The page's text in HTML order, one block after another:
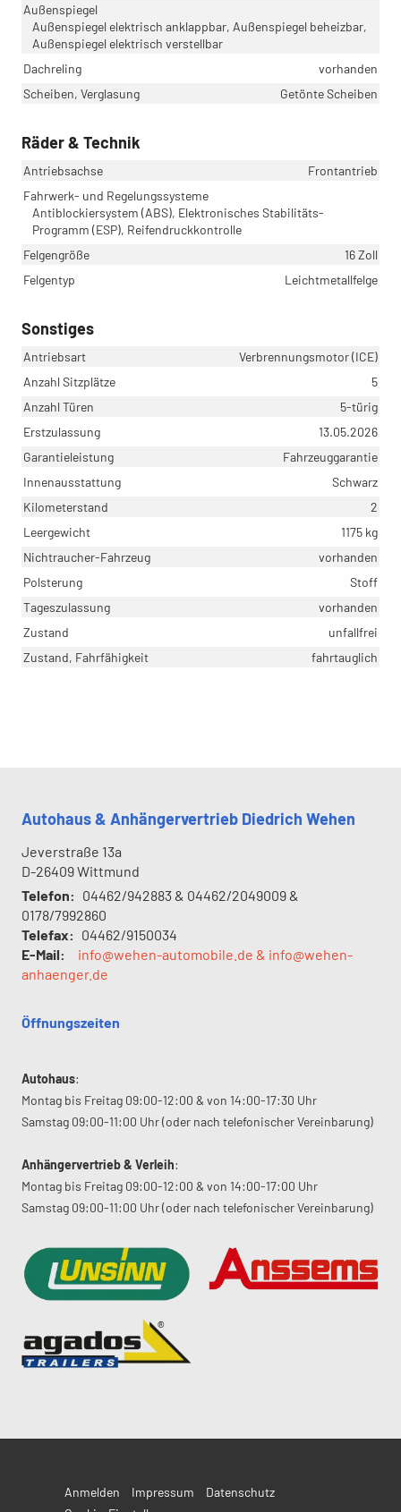
Außenspiegel
Außenspiegel elektrisch anklappbar, Außenspiegel beheizbar,
Außenspiegel elektrisch verstellbar
Dachreling
vorhanden
Scheiben, Verglasung
Getönte Scheiben
Räder & Technik
Antriebsachse
Frontantrieb
Fahrwerk- und Regelungssysteme
Antiblockiersystem (ABS), Elektronisches Stabilitäts-
Programm (ESP), Reifendruckkontrolle
Felgengröße
16 Zoll
Felgentyp
Leichtmetallfelge
Sonstiges
Antriebsart
Verbrennungsmotor (ICE)
Anzahl Sitzplätze
5
Anzahl Türen
5-türig
Erstzulassung
13.05.2026
Garantieleistung
Fahrzeuggarantie
Innenausstattung
Schwarz
Kilometerstand
2
Leergewicht
1175 kg
Nichtraucher-Fahrzeug
vorhanden
Polsterung
Stoff
Tageszulassung
vorhanden
Zustand
unfallfrei
Zustand, Fahrfähigkeit
fahrtauglich
Autohaus & Anhängervertrieb Diedrich Wehen
Jeverstraße 13a
D-26409Wittmund
Telefon: 04462/942883 & 04462/2049009 &
0178/7992860
Telefax: 04462/9150034
E-Mail:
info@wehen-automobile.de & info@wehen-
anhaenger.de
Öffnungszeiten
Autohaus:
Montag bis Freitag 09:00-12:00 & von 14:00-17:30 Uhr
Samstag 09:00-11:00 Uhr (oder nach telefonischer Vereinbarung)
Anhängervertrieb & Verleih:
Montag bis Freitag 09:00-12:00 & von 14:00-17:00 Uhr
Samstag 09:00-11:00 Uhr (oder nach telefonischer Vereinbarung)
Anmelden Impressum
Datenschutz